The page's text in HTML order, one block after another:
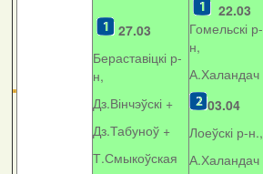
27.03
Бераставіцкі р-
н,
Дз.Вінчэўскі +
Дз.Табуноў +
Т.Смыкоўская
22.03
Гомельскі р-
н,
А.Халандач
03.04
Лоеўскі р-н.,
А.Халандач